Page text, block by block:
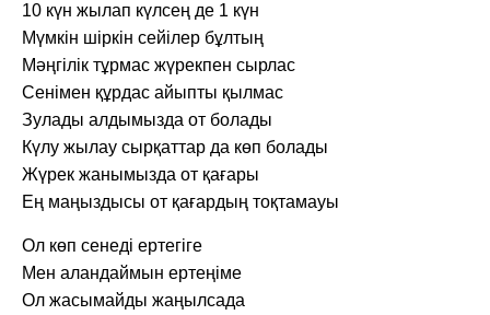
10 күн жылап күлсең де 1 күн
Мүмкін шіркін сейілер бұлтың
Мәңгілік тұрмас жүрекпен сырлас
Сенімен құрдас айыпты қылмас
Зулады алдымызда от болады
Күлу жылау сырқаттар да көп болады
Жүрек жанымызда от қағары
Ең маңыздысы от қағардың тоқтамауы
Ол көп сенеді ертегіге
Мен аландаймын ертеңіме
Ол жасымайды жаңылсада